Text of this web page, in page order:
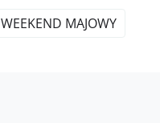
WEEKEND MAJOWY